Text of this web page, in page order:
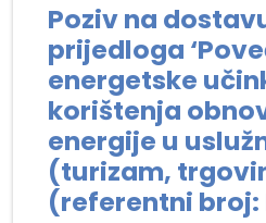
Poziv na
prijedloga
energetske
korištenja
energije u
(turizam,
(referentni broj: